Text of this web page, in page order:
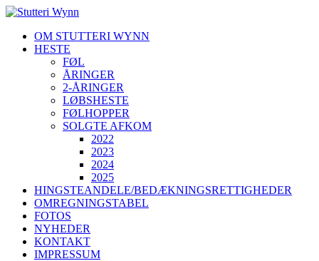
OM STUTTERI WYNN
HESTE
FØL
ÅRINGER
2-ÅRINGER
LØBSHESTE
FØLHOPPER
SOLGTE AFKOM
2022
2023
2024
2025
HINGSTEANDELE/BEDÆKNINGSRETTIGHEDER
OMREGNINGSTABEL
FOTOS
NYHEDER
KONTAKT
IMPRESSUM